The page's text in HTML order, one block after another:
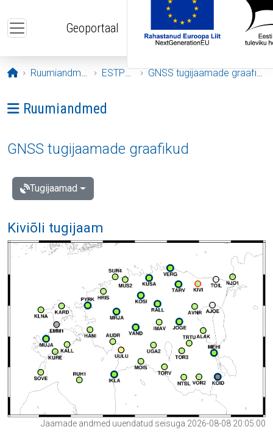
Geoportaal
Avaleht
Ruumiandmed ESTPOS GNSS tugijaamade graafikud
Ava menüü: Ruumiandmed
Ruumiandmed
GNSS tugijaamade graafikud
Tugijaamad
Kiviõli tugijaam
Jaamade andmed uuendatud seisuga 2026-08-08 20:05:00